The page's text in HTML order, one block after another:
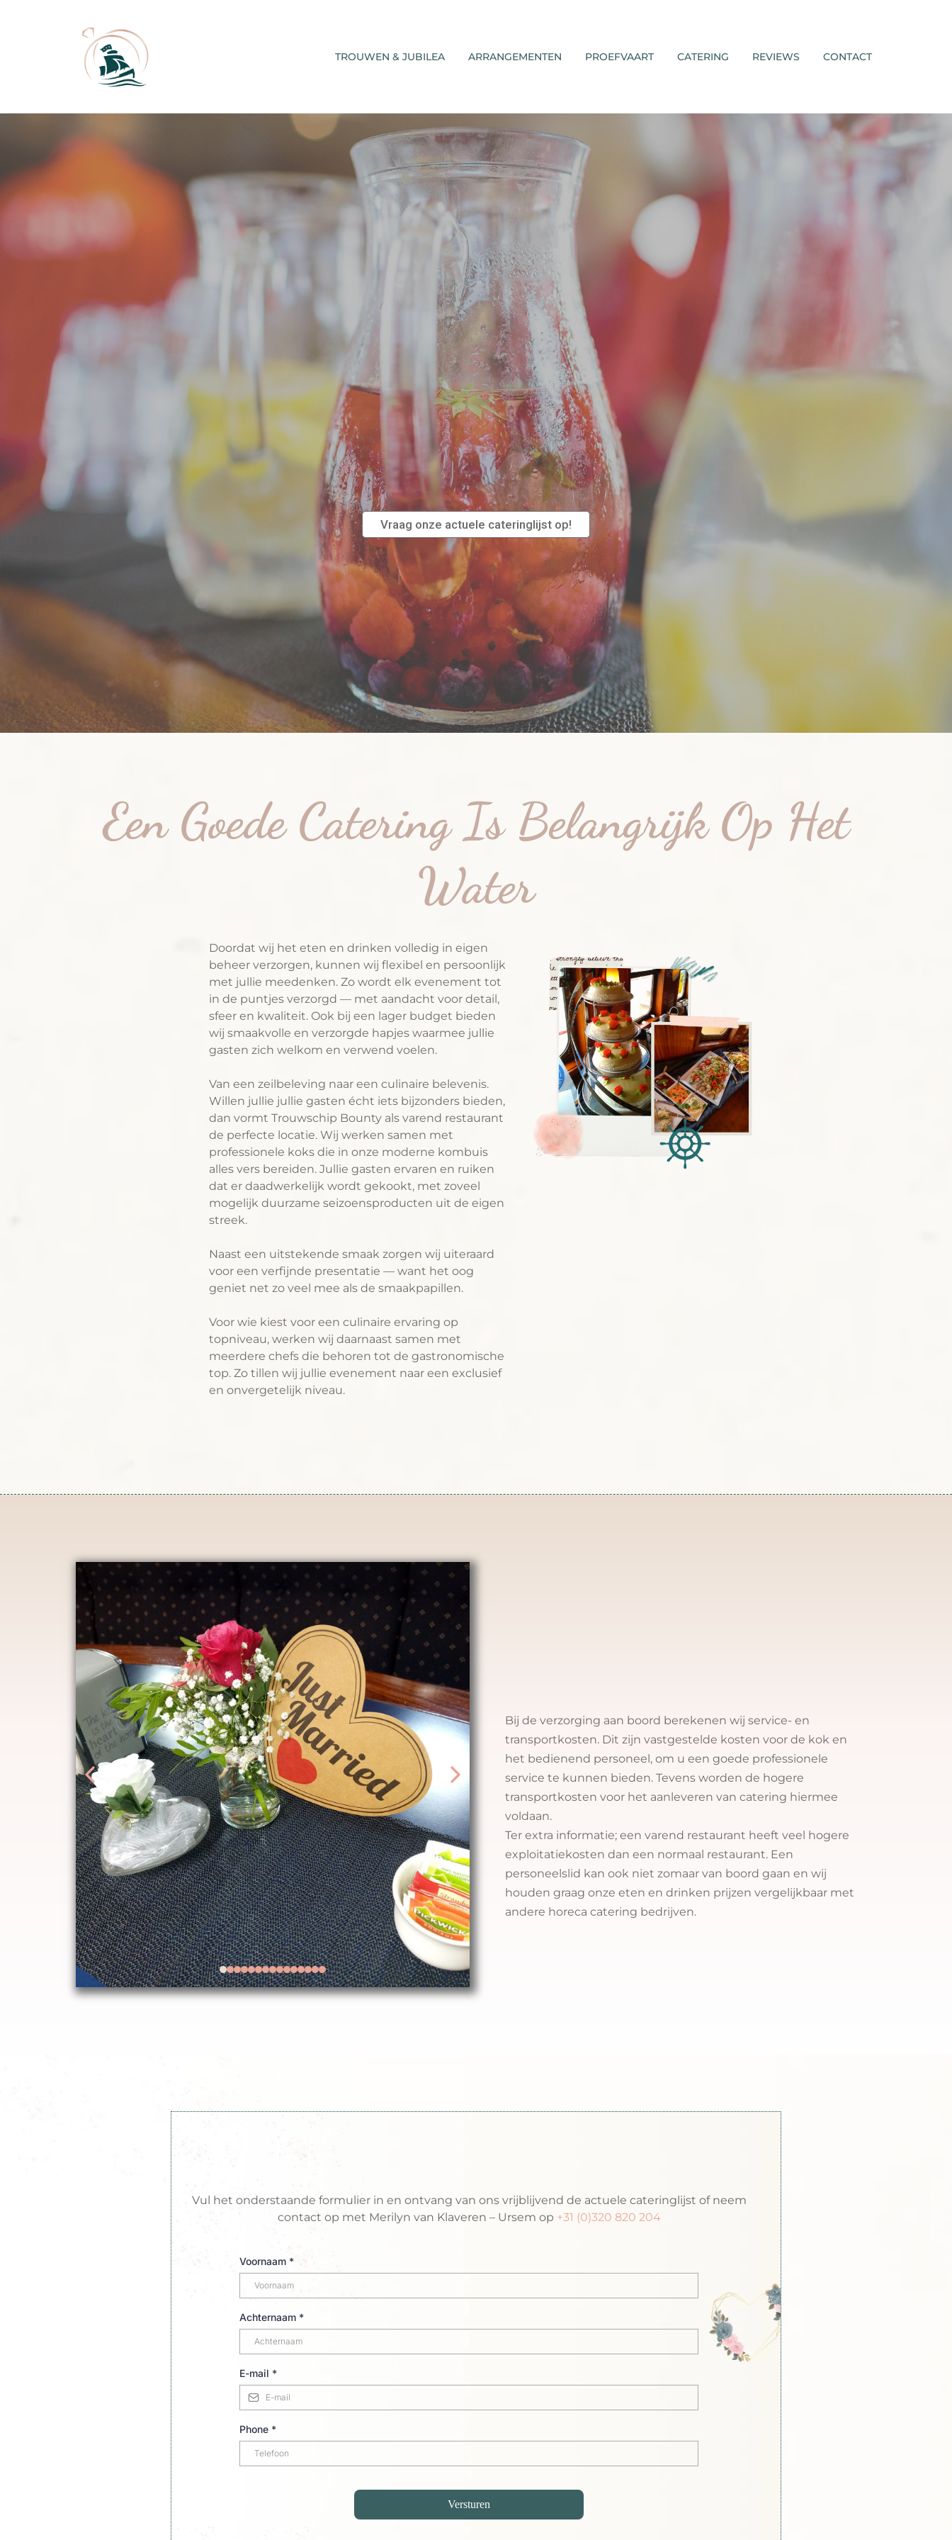
TROUWEN & JUBILEA ARRANGEMENTEN PROEFVAART CATERING REVIEWS CONTACT
Catering
Een toost op de toekomst, een feest voor de zintuigen en herinneringen die je voor altijd zult koesteren.
Vraag onze actuele cateringlijst op!
Een Goede Catering Is Belangrijk Op Het
Water
Doordat wij het eten en drinken volledig in eigen
beheer verzorgen, kunnen wij flexibel en persoonlijk
met jullie meedenken. Zo wordt elk evenement tot
in de puntjes verzorgd — met aandacht voor detail,
sfeer en kwaliteit. Ook bij een lager budget bieden
wij smaakvolle en verzorgde hapjes waarmee jullie
gasten zich welkom en verwend voelen.
Van een zeilbeleving naar een culinaire belevenis.
Willen jullie jullie gasten écht iets bijzonders bieden,
dan vormt Trouwschip Bounty als varend restaurant
de perfecte locatie. Wij werken samen met
professionele koks die in onze moderne kombuis
alles vers bereiden. Jullie gasten ervaren en ruiken
dat er daadwerkelijk wordt gekookt, met zoveel
mogelijk duurzame seizoensproducten uit de eigen
streek.
Naast een uitstekende smaak zorgen wij uiteraard
voor een verfijnde presentatie — want het oog
geniet net zo veel mee als de smaakpapillen.
Voor wie kiest voor een culinaire ervaring op
topniveau, werken wij daarnaast samen met
meerdere chefs die behoren tot de gastronomische
top. Zo tillen wij jullie evenement naar een exclusief
en onvergetelijk niveau.
Bij de verzorging aan boord berekenen wij service- en
transportkosten. Dit zijn vastgestelde kosten voor de kok en
het bedienend personeel, om u een goede professionele
service te kunnen bieden. Tevens worden de hogere
transportkosten voor het aanleveren van catering hiermee
voldaan.
Ter extra informatie; een varend restaurant heeft veel hogere
exploitatiekosten dan een normaal restaurant. Een
personeelslid kan ook niet zomaar van boord gaan en wij
houden graag onze eten en drinken prijzen vergelijkbaar met
andere horeca catering bedrijven.
Vraag onze actuele cateringlijst op!
Vul het onderstaande formulier in en ontvang van ons vrijblijvend de actuele cateringlijst of neem
contact op met Merilyn van Klaveren – Ursem op +31 (0)320 820 204
Voornaam *
Achternaam *
E-mail *
Phone *
Versturen